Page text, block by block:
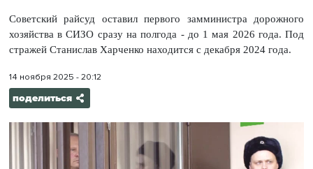
Советский райсуд оставил первого замминистра дорожного
хозяйства в СИЗО сразу на полгода - до 1 мая 2026 года. Под
стражей Станислав Харченко находится с декабря 2024 года.
14 ноября 2025 - 20:12
поделиться